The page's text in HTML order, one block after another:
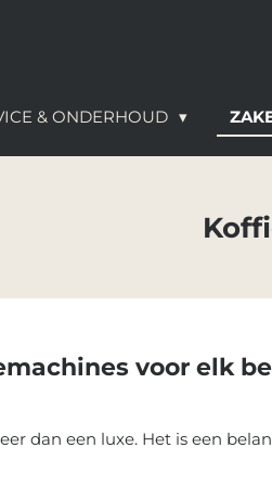
& ONDERHOUD
voor elk
dan een luxe. Het is een